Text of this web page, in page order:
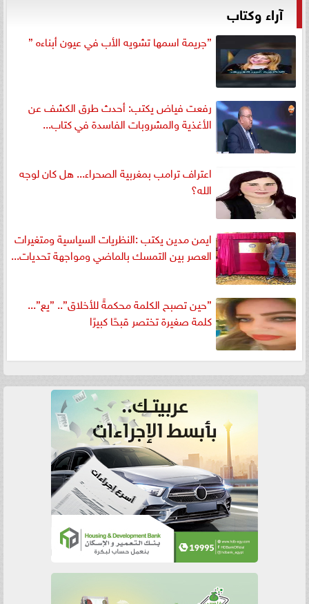
آراء وكتاب
”جريمة اسمها تشويه الأب في عيون أبناءه ”
رفعت فياض يكتب: أحدث طرق الكشف عن
الأغذية والمشروبات الفاسدة في كتاب...
اعتراف ترامب بمغربية الصحراء... هل كان لوجه
الله؟
ايمن مدين يكتب :النظريات السياسية ومتغيرات
العصر بين التمسك بالماضي ومواجهة تحديات...
”حين تصبح الكلمة محكمةً للأخلاق”.. ”يع”...
كلمة صغيرة تختصر قبحًا كبيرًا